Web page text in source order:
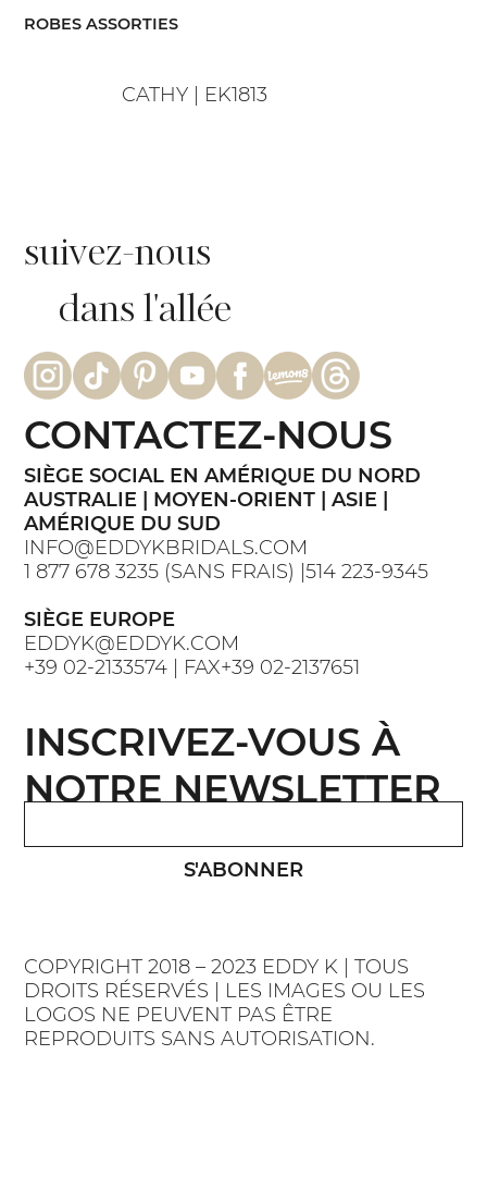
​ROBES ASSORTIES
CATHY | EK1813
COPYRIGHT 2018 – 2023 EDDY K | TOUS
DROITS RÉSERVÉS | LES IMAGES OU LES
LOGOS NE PEUVENT PAS ÊTRE
REPRODUITS SANS AUTORISATION.
suivez-nous
dans l'allée
SIÈGE SOCIAL EN AMÉRIQUE DU NORD
AUSTRALIE | MOYEN-ORIENT | ASIE |
AMÉRIQUE DU SUD
INFO@EDDYKBRIDALS.COM
1 877 678 3235 (SANS FRAIS) |514 223-9345
SIÈGE EUROPE
EDDYK@EDDYK.COM
+39 02-2133574 | FAX+39 02-2137651
CONTACTEZ-NOUS
S'ABONNER
INSCRIVEZ-VOUS À
NOTRE NEWSLETTER